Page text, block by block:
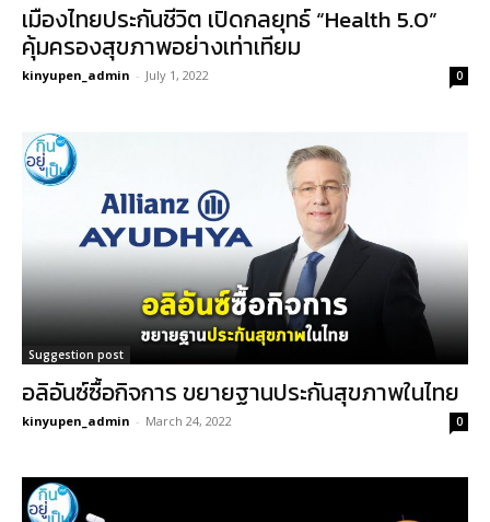
เมืองไทยประกันชีวิต เปิดกลยุทธ์ “Health 5.0”
คุ้มครองสุขภาพอย่างเท่าเทียม
kinyupen_admin - July 1, 2022 0
Suggestion post
อลิอันซ์ซื้อกิจการ ขยายฐานประกันสุขภาพในไทย
kinyupen_admin - March 24, 2022 0